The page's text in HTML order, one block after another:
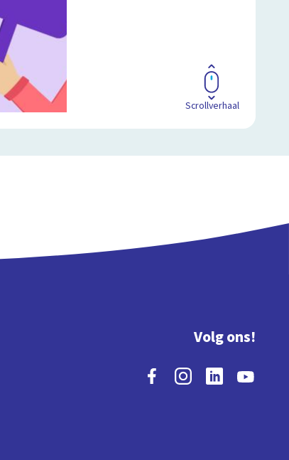
Scrollverhaal
Volg ons!